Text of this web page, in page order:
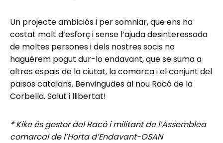
Un projecte ambiciós i per somniar, que ens ha
costat molt d’esforç i sense l’ajuda desinteressada
de moltes persones i dels nostres socis no
haguèrem pogut dur-lo endavant, que se suma a
altres espais de la ciutat, la comarca i el conjunt del
països catalans. Benvingudes al nou Racó de la
Corbella. Salut i llibertat!
* Kike és gestor del Racó i militant de l’Assemblea
comarcal de l’Horta d’Endavant-OSAN